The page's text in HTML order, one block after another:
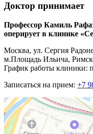
Доктор принимает
Профессор Камиль
оперирует в клинике
Москва, ул. Сергия
м.Площадь Ильича,
График работы клиники:
Записаться на прием: +7